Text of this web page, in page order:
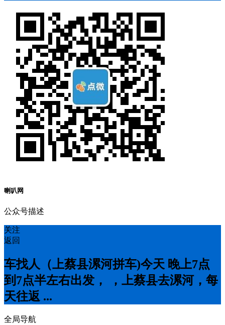
喇叭网
公众号描述
关注
返回
车找人（上蔡县漯河拼车)今天 晚上7点
到7点半左右出发， ，上蔡县去漯河，每
天往返 ...
全局导航